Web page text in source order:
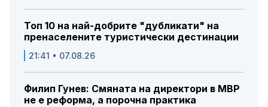
Топ 10 на най-добрите "дубликати" на
пренаселените туристически дестинации
21:41 • 07.08.26
Филип Гунев: Смяната на директори в МВР
не е реформа, а порочна практика